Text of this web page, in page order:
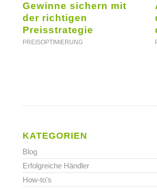
Gewinne sichern mit
der richtigen
Preisstrategie
PREISOPTIMIERUNG
KATEGORIEN
Blog
Erfolgreiche Händler
How-to's